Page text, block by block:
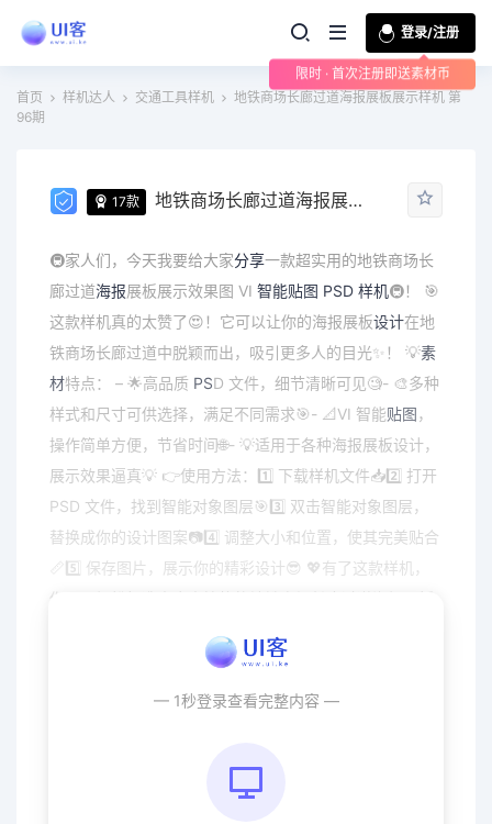
登录/注册
限时 · 首次注册即送素材币
首页 样机达人 交通工具样机
地铁商场长廊过道海报展板展示样机 第
96期
17款 地铁商场长廊过道海报展板展示样机 第96期
🚇家人们，今天我要给大家分享一款超实用的地铁商场长
廊过道海报展板展示效果图 VI 智能贴图 PSD 样机🚇！ 🎯
这款样机真的太赞了😍！它可以让你的海报展板设计在地
铁商场长廊过道中脱颖而出，吸引更多人的目光✨！ 💡素
材特点： – 🌟高品质 PSD 文件，细节清晰可见🧐- 🎨多种
样式和尺寸可供选择，满足不同需求🎯- 📐VI 智能贴图，
操作简单方便，节省时间🌐- 💡适用于各种海报展板设计，
展示效果逼真💡 👉使用方法：1️⃣ 下载样机文件📥2️⃣ 打开
PSD 文件，找到智能对象图层🎯3️⃣ 双击智能对象图层，
替换成你的设计图案📷4️⃣ 调整大小和位置，使其完美贴合
📏5️⃣ 保存图片，展示你的精彩设计😎 💖有了这款样机，
你可以轻松打造出令人惊艳的地铁商场长廊过道海报展板
— 1秒登录查看完整内容 —